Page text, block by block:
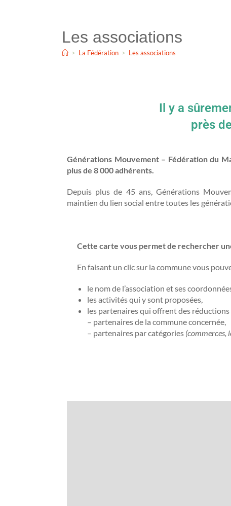
Les associations
> La Fédération > Les associations
Il y a
près
Générations Mouvement – Fédération du
plus de 8 000 adhérents.
Depuis plus de 45 ans, Générations
maintien du lien social entre toutes les
Cette carte vous permet de rechercher
En faisant un clic sur la commune vous
le nom de l’association et ses
les activités qui y sont proposées,
les partenaires qui offrent des
– partenaires de la commune concernée,
– partenaires par catégories (commerces,